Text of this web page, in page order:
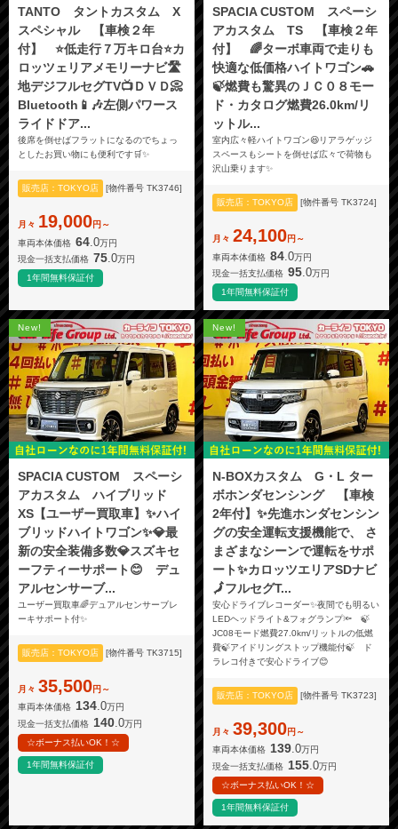
TANTO タントカスタム X
スペシャル 【車検２年
付】 ⭐低走行７万キロ台⭐カ
ロッツェリアメモリーナビ🛣️
地デジフルセグTV📺ＤＶＤ📀
Bluetooth📱🎶左側パワース
ライドドア...
後席を倒せばフラットになるのでちょっ
としたお買い物にも便利です🛒✨
販売店：TOKYO店 [物件番号 TK3746]
月々 19,000円～
車両本体価格 64 .0万円
現金一括支払価格 75.0万円
1年間無料保証付
SPACIA CUSTOM スペーシ
アカスタム TS 【車検２年
付】 🌈ターボ車両で走りも
快適な低価格ハイトワゴン🚗
🍃燃費も驚異のＪＣ０８モー
ド・カタログ燃費26.0km/リ
ットル...
室内広々軽ハイトワゴン😆リアラゲッジ
スペースもシートを倒せば広々で荷物も
沢山乗ります✨
販売店：TOKYO店 [物件番号 TK3724]
月々 24,100円～
車両本体価格 84 .0万円
現金一括支払価格 95.0万円
1年間無料保証付
New!
SPACIA CUSTOM スペーシ
アカスタム ハイブリッド
XS【ユーザー買取車】✨ハイ
ブリッドハイトワゴン✨💎最
新の安全装備多数💎スズキセ
ーフティーサポート😊 デュ
アルセンサーブ...
ユーザー買取車🌈デュアルセンサーブレ
ーキサポート付✨
販売店：TOKYO店 [物件番号 TK3715]
月々 35,500円～
車両本体価格 134.0万円
現金一括支払価格 140 .0万円
☆ボーナス払いOK！☆
1年間無料保証付
New!
N-BOXカスタム G・L ター
ボホンダセンシング 【車検
2年付】✨先進ホンダセンシン
グの安全運転支援機能で、 さ
まざまなシーンで運転をサポ
ート✨カロッツエリアSDナビ
🗾フルセグT...
安心ドライブレコーダー✨夜間でも明るい
LEDヘッドライト&フォグランプ🔦 🍃
JC08モード燃費27.0km/リットルの低燃
費🍃アイドリングストップ機能付🍃 ド
ラレコ付きで安心ドライブ😊
販売店：TOKYO店 [物件番号 TK3723]
月々 39,300円～
車両本体価格 139.0万円
現金一括支払価格 155 .0万円
☆ボーナス払いOK！☆
1年間無料保証付